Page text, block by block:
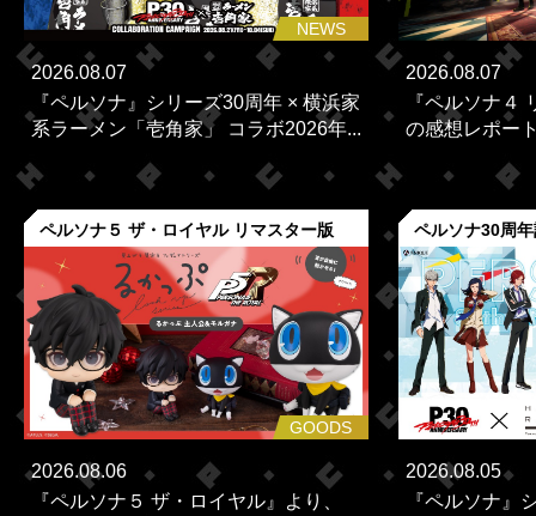
NEWS
2026.08.07
『ペルソナ』シリーズ30周年 × 横浜家
系ラーメン「壱角家」 コラボ2026年...
2026.08.07
『ペルソナ４
の感想レポー
ペルソナ５ ザ・ロイヤル リマスター版
GOODS
2026.08.06
『ペルソナ５ ザ・ロイヤル』より、
ペルソナ30周
2026.08.05
『ペルソナ』